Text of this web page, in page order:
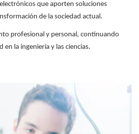
que aporten soluciones
de la sociedad actual.
profesional y personal, continuando
en la ingeniería y las ciencias.